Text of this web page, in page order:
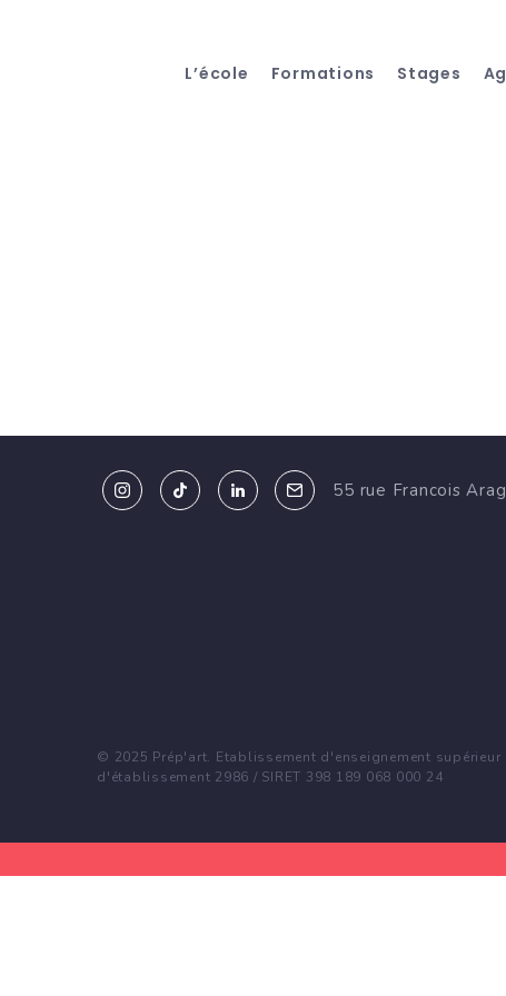
L’école Formations Stages
55 rue Francois
© 2025 Prép'art. Etablissement d'enseignement
d'établissement 2986 / SIRET 398 189 068 000 24